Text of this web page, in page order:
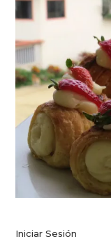
Iniciar Sesión